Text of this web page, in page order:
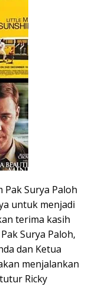
Pak Surya Paloh
untuk menjadi
terima kasih
Surya Paloh,
dan Ketua
menjalankan
Ricky